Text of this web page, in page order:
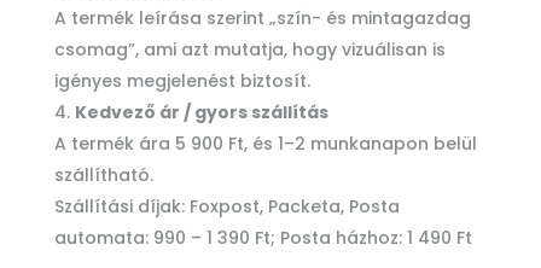
A termék leírása szerint „szín- és mintagazdag
csomag”, ami azt mutatja, hogy vizuálisan is
igényes megjelenést biztosít.
Kedvező ár / gyors szállítás
A termék ára 5 900 Ft, és 1–2 munkanapon belül
szállítható.
Szállítási díjak: Foxpost, Packeta, Posta
automata: 990 – 1 390 Ft; Posta házhoz: 1 490 Ft